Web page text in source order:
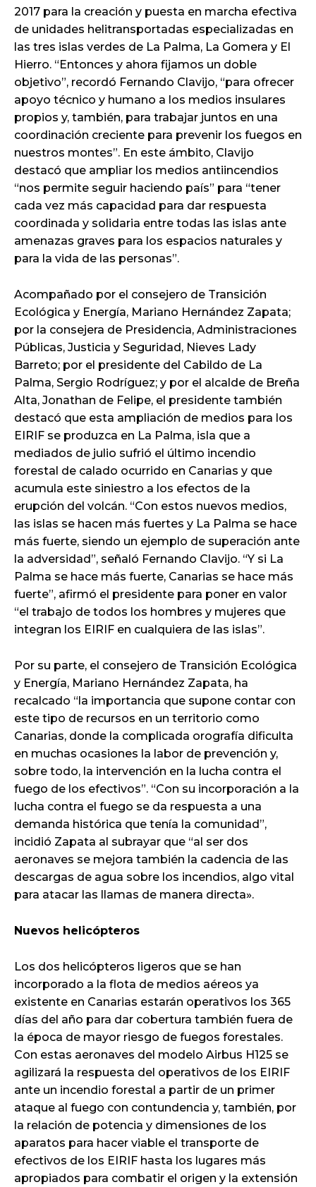
2017 para la creación y puesta en marcha efectiva
de unidades helitransportadas especializadas en
las tres islas verdes de La Palma, La Gomera y El
Hierro. “Entonces y ahora fijamos un doble
objetivo”, recordó Fernando Clavijo, “para ofrecer
apoyo técnico y humano a los medios insulares
propios y, también, para trabajar juntos en una
coordinación creciente para prevenir los fuegos en
nuestros montes”. En este ámbito, Clavijo
destacó que ampliar los medios antiincendios
“nos permite seguir haciendo país” para “tener
cada vez más capacidad para dar respuesta
coordinada y solidaria entre todas las islas ante
amenazas graves para los espacios naturales y
para la vida de las personas”.
Acompañado por el consejero de Transición
Ecológica y Energía, Mariano Hernández Zapata;
por la consejera de Presidencia, Administraciones
Públicas, Justicia y Seguridad, Nieves Lady
Barreto; por el presidente del Cabildo de La
Palma, Sergio Rodríguez; y por el alcalde de Breña
Alta, Jonathan de Felipe, el presidente también
destacó que esta ampliación de medios para los
EIRIF se produzca en La Palma, isla que a
mediados de julio sufrió el último incendio
forestal de calado ocurrido en Canarias y que
acumula este siniestro a los efectos de la
erupción del volcán. “Con estos nuevos medios,
las islas se hacen más fuertes y La Palma se hace
más fuerte, siendo un ejemplo de superación ante
la adversidad”, señaló Fernando Clavijo. “Y si La
Palma se hace más fuerte, Canarias se hace más
fuerte”, afirmó el presidente para poner en valor
“el trabajo de todos los hombres y mujeres que
integran los EIRIF en cualquiera de las islas”.
Por su parte, el consejero de Transición Ecológica
y Energía, Mariano Hernández Zapata, ha
recalcado “la importancia que supone contar con
este tipo de recursos en un territorio como
Canarias, donde la complicada orografía dificulta
en muchas ocasiones la labor de prevención y,
sobre todo, la intervención en la lucha contra el
fuego de los efectivos”. “Con su incorporación a la
lucha contra el fuego se da respuesta a una
demanda histórica que tenía la comunidad”,
incidió Zapata al subrayar que “al ser dos
aeronaves se mejora también la cadencia de las
descargas de agua sobre los incendios, algo vital
para atacar las llamas de manera directa».
Nuevos helicópteros
Los dos helicópteros ligeros que se han
incorporado a la flota de medios aéreos ya
existente en Canarias estarán operativos los 365
días del año para dar cobertura también fuera de
la época de mayor riesgo de fuegos forestales.
Con estas aeronaves del modelo Airbus H125 se
agilizará la respuesta del operativos de los EIRIF
ante un incendio forestal a partir de un primer
ataque al fuego con contundencia y, también, por
la relación de potencia y dimensiones de los
aparatos para hacer viable el transporte de
efectivos de los EIRIF hasta los lugares más
apropiados para combatir el origen y la extensión